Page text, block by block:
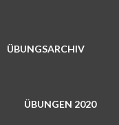
ÜBUNGSARCHIV
ÜBUNGEN 2020